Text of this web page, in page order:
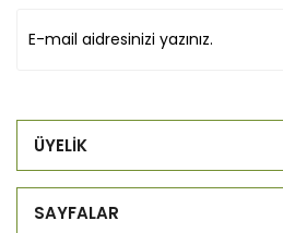
ÜYELİK
SAYFALAR